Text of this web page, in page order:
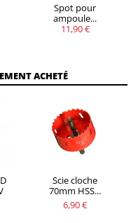
Spot pour
ampoule...
11,90 €
ACHETÉ
Scie cloche
70mm HSS...
6,90 €